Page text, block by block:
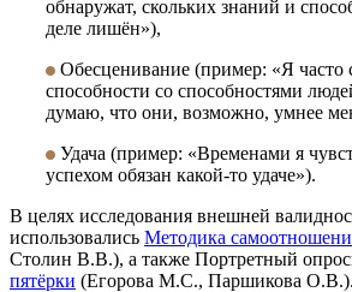
обнаружат, скольких знаний и
деле лишён»),
Обесценивание (пример: «Я часто
способности со способностями
думаю, что они, возможно, умнее
Удача (пример: «Временами я
успехом обязан какой-то удаче»).
В целях исследования внешней
использовались Методика
Столин В.В.), а также Портретный
пятёрки (Егорова М.С., Паршикова О.В.).